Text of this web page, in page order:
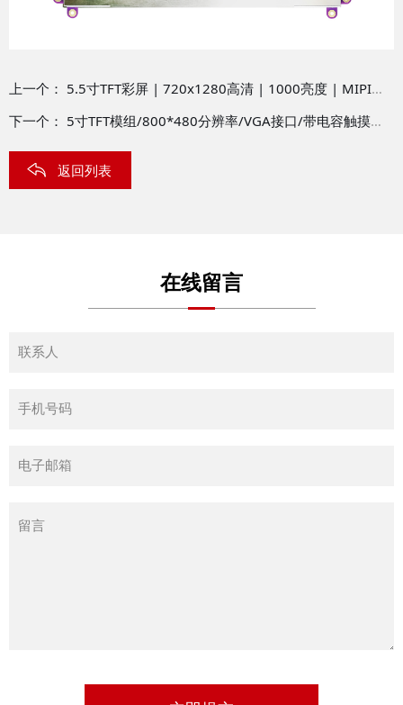
上一个： 5.5寸TFT彩屏 | 720x1280高清 | 1000亮度 | MIPI接口 | TFT-H055A1HDIIL3N30
下一个： 5寸TFT模组/800*480分辨率/VGA接口/带电容触摸屏/工业级/LCM-TFT050T61SVHDVUSDC
返回列表
在线留言